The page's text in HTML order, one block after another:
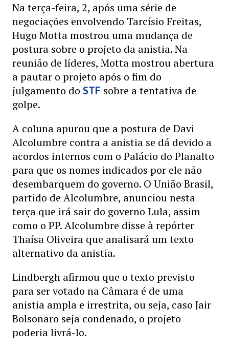
Na terça-feira, 2, após uma série de
negociações envolvendo Tarcísio Freitas,
Hugo Motta mostrou uma mudança de
postura sobre o projeto da anistia. Na
reunião de líderes, Motta mostrou abertura
a pautar o projeto após o fim do
julgamento do STF sobre a tentativa de
golpe.
A coluna apurou que a postura de Davi
Alcolumbre contra a anistia se dá devido a
acordos internos com o Palácio do Planalto
para que os nomes indicados por ele não
desembarquem do governo. O União Brasil,
partido de Alcolumbre, anunciou nesta
terça que irá sair do governo Lula, assim
como o PP. Alcolumbre disse à repórter
Thaísa Oliveira que analisará um texto
alternativo da anistia.
Lindbergh afirmou que o texto previsto
para ser votado na Câmara é de uma
anistia ampla e irrestrita, ou seja, caso Jair
Bolsonaro seja condenado, o projeto
poderia livrá-lo.